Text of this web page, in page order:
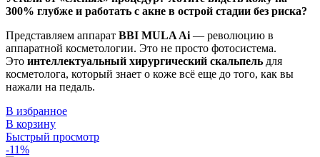
300% глубже и работать с акне в острой стадии без риска?
Представляем аппарат BBI MULA Ai — революцию в
аппаратной косметологии. Это не просто фотосистема.
Это интеллектуальный хирургический скальпель для
косметолога, который знает о коже всё еще до того, как вы
нажали на педаль.
В избранное
В корзину
Быстрый просмотр
-11%